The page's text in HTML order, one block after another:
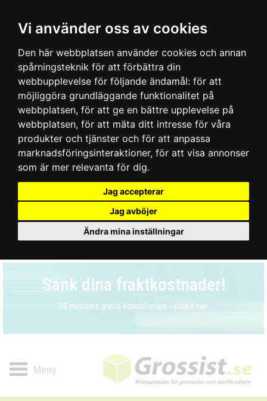
Vi använder oss av cookies
Den här webbplatsen använder cookies och annan
spårningsteknik för att förbättra din
webbupplevelse för följande ändamål: för att
möjliggöra grundläggande funktionalitet på
webbplatsen, för att ge en bättre upplevelse på
webbplatsen, för att mäta ditt intresse för våra
produkter och tjänster och för att anpassa
marknadsföringsinteraktioner, för att visa annonser
som är mer relevanta för dig.
Jag accepterar
Jag avböjer
Ändra mina inställningar
Sänk dina fraktkostnader!
30 minuters gratis konsultation - klicka här!
Toggle